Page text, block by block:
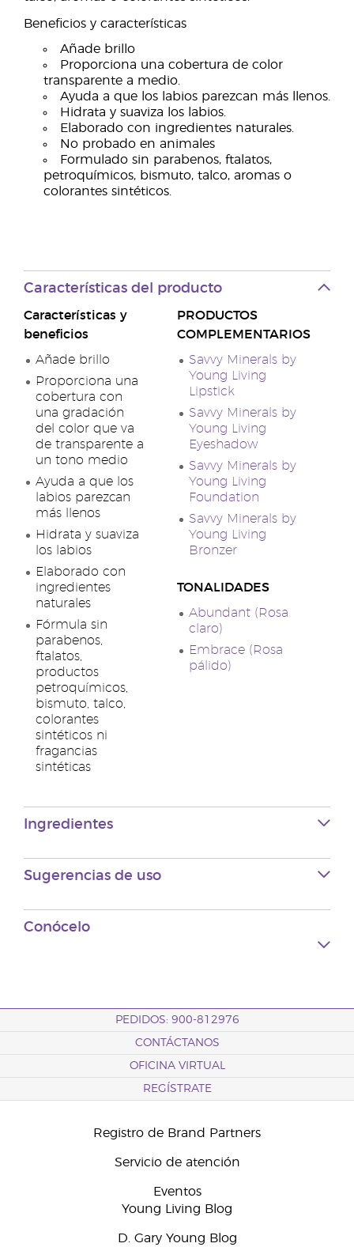
Beneficios y características
Añade brillo
Proporciona una cobertura de color
transparente a medio.
Ayuda a que los labios parezcan más llenos.
Hidrata y suaviza los labios.
Elaborado con ingredientes naturales.
No probado en animales
Formulado sin parabenos, ftalatos,
petroquímicos, bismuto, talco, aromas o
colorantes sintéticos.
Características del producto
Características y
beneficios
Añade brillo
Proporciona una
cobertura con
una gradación
del color que va
de transparente a
un tono medio
Ayuda a que los
labios parezcan
más llenos
Hidrata y suaviza
los labios
Elaborado con
ingredientes
naturales
Fórmula sin
parabenos,
ftalatos,
productos
petroquímicos,
bismuto, talco,
colorantes
sintéticos ni
fragancias
sintéticas
PRODUCTOS
COMPLEMENTARIOS
Savvy Minerals by
Young Living
Lipstick
Savvy Minerals by
Young Living
Eyeshadow
Savvy Minerals by
Young Living
Foundation
Savvy Minerals by
Young Living
Bronzer
TONALIDADES
Abundant (Rosa
claro)
Embrace (Rosa
pálido)
Ingredientes
Sugerencias de uso
Conócelo
PEDIDOS: 900-812976
CONTÁCTANOS
OFICINA VIRTUAL
REGÍSTRATE
Registro de Brand Partners
Servicio de atención
Eventos
Young Living Blog
D. Gary Young Blog